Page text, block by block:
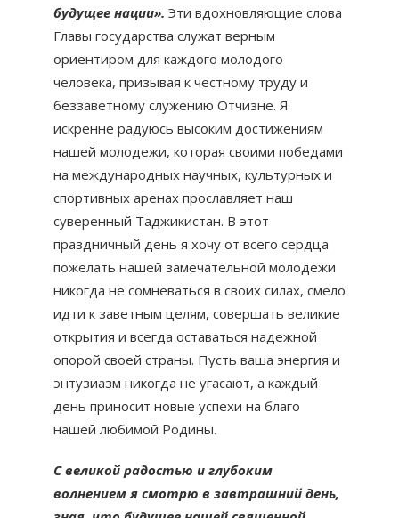
будущее нации». Эти вдохновляющие слова
Главы государства служат верным
ориентиром для каждого молодого
человека, призывая к честному труду и
беззаветному служению Отчизне. Я
искренне радуюсь высоким достижениям
нашей молодежи, которая своими победами
на международных научных, культурных и
спортивных аренах прославляет наш
суверенный Таджикистан. В этот
праздничный день я хочу от всего сердца
пожелать нашей замечательной молодежи
никогда не сомневаться в своих силах, смело
идти к заветным целям, совершать великие
открытия и всегда оставаться надежной
опорой своей страны. Пусть ваша энергия и
энтузиазм никогда не угасают, а каждый
день приносит новые успехи на благо
нашей любимой Родины.
С великой радостью и глубоким
волнением я смотрю в завтрашний день,